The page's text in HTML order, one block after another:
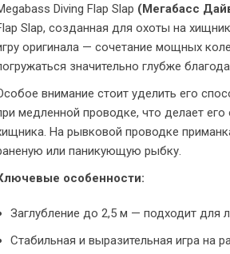
Diving Flap Slap (Мегабасс
Slap, созданная для охоты на
оригинала — сочетание мощных
значительно глубже
внимание стоит уделить его
медленной проводке, что делает
На рывковой проводке
или паникующую рыбку.
особенности:
Заглубление до 2,5 м — подходит для
Стабильная и выразительная игра на